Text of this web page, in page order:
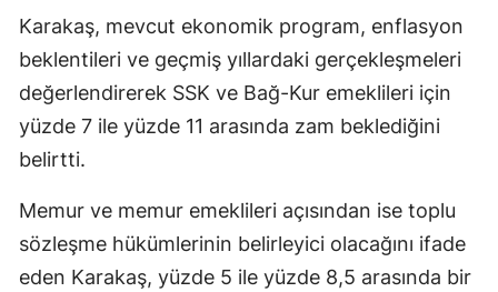
Karakaş, mevcut ekonomik program, enflasyon
beklentileri ve geçmiş yıllardaki gerçekleşmeleri
değerlendirerek SSK ve Bağ-Kur emeklileri için
yüzde 7 ile yüzde 11 arasında zam beklediğini
belirtti.
Memur ve memur emeklileri açısından ise toplu
sözleşme hükümlerinin belirleyici olacağını ifade
eden Karakaş, yüzde 5 ile yüzde 8,5 arasında bir